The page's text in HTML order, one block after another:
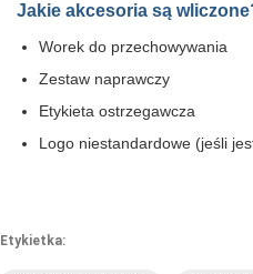
Jakie akcesoria są
Worek do przechowywania
Zestaw naprawczy
Etykieta ostrzegawcza
Logo niestandardowe (jeśli
Etykietka: